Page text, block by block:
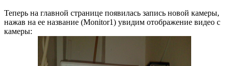
Теперь на главной странице появилась запись новой камеры,
нажав на ее название (Monitor1) увидим отображение видео с
камеры: